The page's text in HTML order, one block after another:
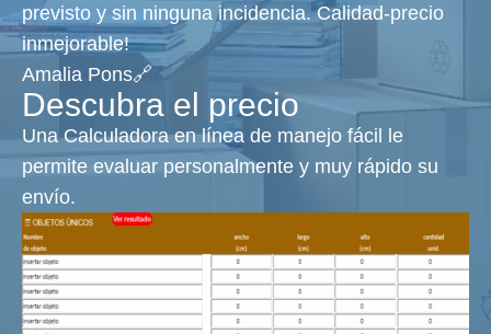
previsto y sin ninguna incidencia. Calidad-precio
inmejorable!
Amalia Pons🔗
Descubra el precio
Una Calculadora en línea de manejo fácil le
permite evaluar personalmente y muy rápido su
envío.